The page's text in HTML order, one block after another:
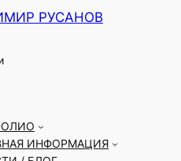
РУСАНОВ
ИНФОРМАЦИЯ